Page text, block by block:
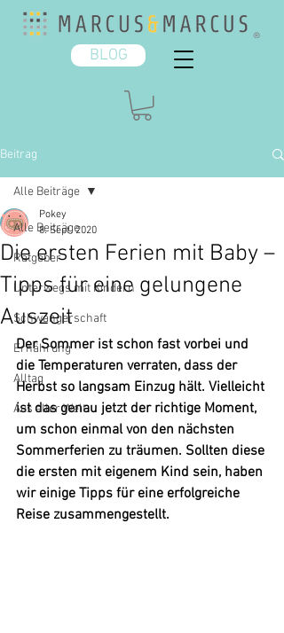
BLOG
Beitrag
Alle Beiträge
Ratgeber
Unterwegs mit Kindern
Schwangerschaft
Ernährung
Alltag
Aus aller Welt
Alle Beiträge
Die ersten Ferien mit Baby –
Tipps für eine gelungene
Auszeit
Pokey
8. Sept. 2020
Der Sommer ist schon fast vorbei und
die Temperaturen verraten, dass der
Herbst so langsam Einzug hält. Vielleicht
ist das genau jetzt der richtige Moment,
um schon einmal von den nächsten
Sommerferien zu träumen. Sollten diese
die ersten mit eigenem Kind sein, haben
wir einige Tipps für eine erfolgreiche
Reise zusammengestellt.